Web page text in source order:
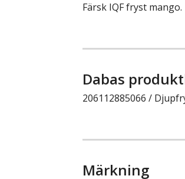
Färsk IQF fryst mango.
Dabas
206112885066 /
Märkning